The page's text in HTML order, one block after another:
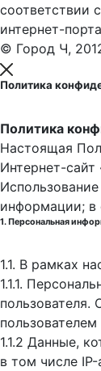
соответствии
интернет-
© Город Ч,
Политика
Политика
Настоящая
Интернет-
информации; в
1. Персональная
1.1. В рамках
1.1.1.
пользователя.
1.1.2 Данные,
в том числе